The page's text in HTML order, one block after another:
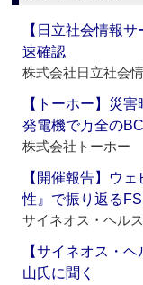
【日立社会情報
速確認
株式会社日立社会
【トーホー】災
発電機で万全の
株式会社トーホー
【開催報告】ウ
性』で振り返る
サイネオス・ヘル
【サイネオス・
山氏に聞く